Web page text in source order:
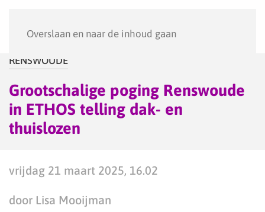
Overslaan en naar de inhoud gaan
RENSWOUDE
Grootschalige poging Renswoude
in ETHOS telling dak- en
thuislozen
vrijdag 21 maart 2025, 16.02
door Lisa Mooijman